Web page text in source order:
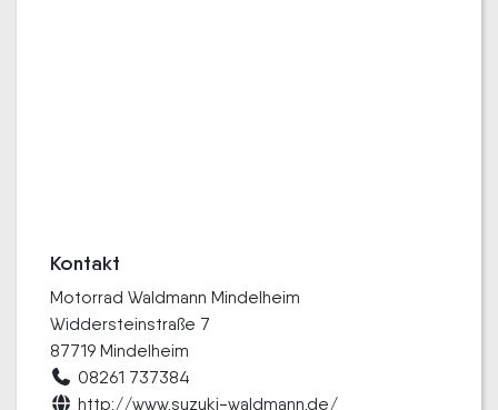
Kontakt
Motorrad Waldmann Mindelheim
Widdersteinstraße 7
87719 Mindelheim
08261 737384
http://www.suzuki-waldmann.de/